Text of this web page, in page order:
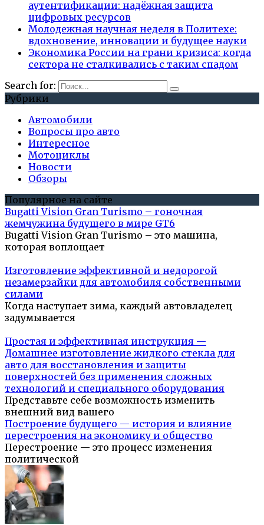
аутентификации: надёжная защита
цифровых ресурсов
Молодежная научная неделя в Политехе:
вдохновение, инновации и будущее науки
Экономика России на грани кризиса: когда
сектора не сталкивались с таким спадом
Search for:
Рубрики
Автомобили
Вопросы про авто
Интересное
Мотоциклы
Новости
Обзоры
Популярное на сайте
Bugatti Vision Gran Turismo – гоночная
жемчужина будущего в мире GT6
Bugatti Vision Gran Turismo – это машина,
которая воплощает
Изготовление эффективной и недорогой
незамерзайки для автомобиля собственными
силами
Когда наступает зима, каждый автовладелец
задумывается
Простая и эффективная инструкция —
Домашнее изготовление жидкого стекла для
авто для восстановления и защиты
поверхностей без применения сложных
технологий и специального оборудования
Представьте себе возможность изменить
внешний вид вашего
Построение будущего — история и влияние
перестроения на экономику и общество
Перестроение — это процесс изменения
политической